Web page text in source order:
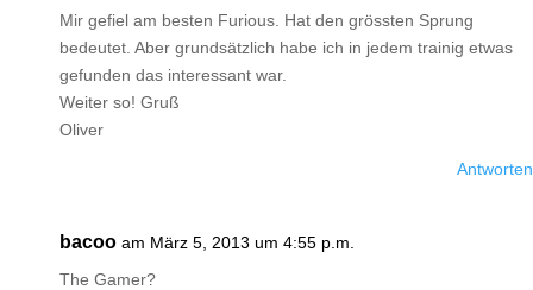
Mir gefiel am besten Furious. Hat den grössten Sprung
bedeutet. Aber grundsätzlich habe ich in jedem trainig etwas
gefunden das interessant war.
Weiter so! Gruß
Oliver
Antworten
bacoo am März 5, 2013 um 4:55 p.m.
The Gamer?